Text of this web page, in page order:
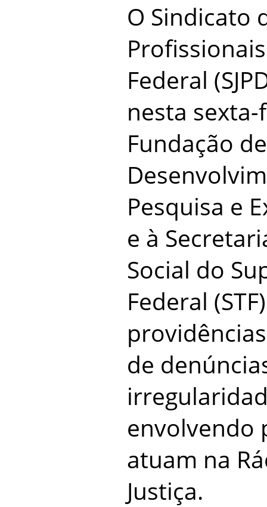
O Sindicato
Federal
nesta
Fundação
Pesquisa e
e à
Social do
Federal
de
envolvendo
atuam na
Justiça.